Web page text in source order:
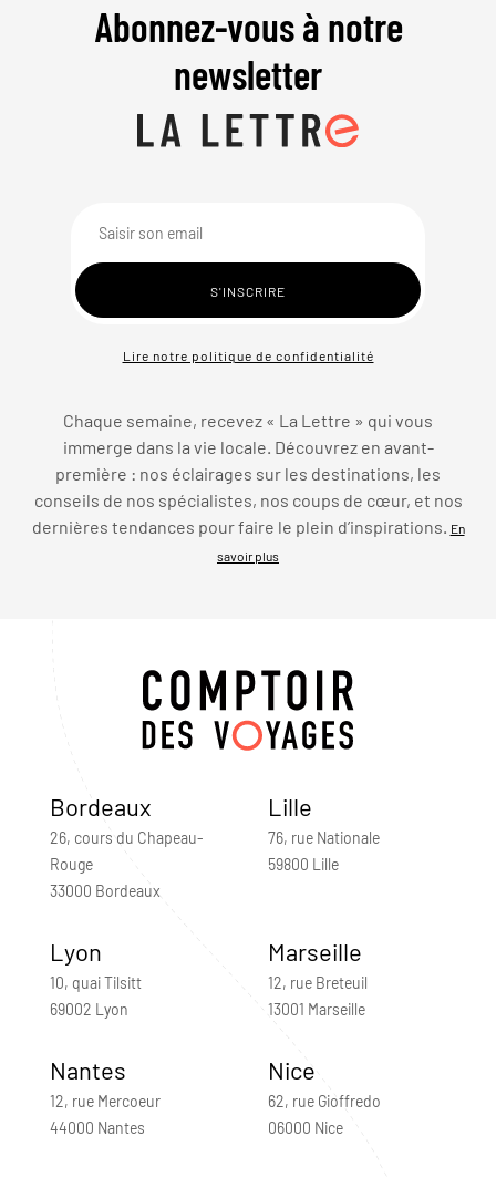
Abonnez-vous à notre
newsletter
Lire notre politique de confidentialité
Chaque semaine, recevez « La Lettre » qui vous
immerge dans la vie locale. Découvrez en avant-
première : nos éclairages sur les destinations, les
conseils de nos spécialistes, nos coups de cœur, et nos
dernières tendances pour faire le plein d’inspirations.
En
savoir plus
Bordeaux
26, cours du Chapeau-
Rouge
33000 Bordeaux
Lille
76, rue Nationale
59800 Lille
Lyon
10, quai Tilsitt
69002 Lyon
Marseille
12, rue Breteuil
13001 Marseille
Nantes
12, rue Mercoeur
44000 Nantes
Nice
62, rue Gioffredo
06000 Nice